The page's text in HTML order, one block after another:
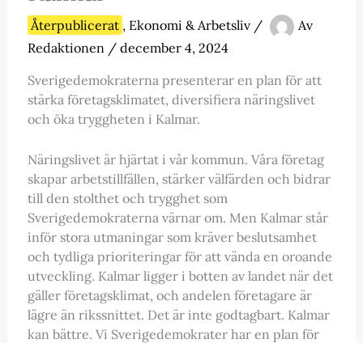
Återpublicerat , Ekonomi & Arbetsliv/
Av
Redaktionen / december 4, 2024
Sverigedemokraterna presenterar en plan för att
stärka företagsklimatet, diversifiera näringslivet
och öka tryggheten i Kalmar.
Näringslivet är hjärtat i vår kommun. Våra företag
skapar arbetstillfällen, stärker välfärden och bidrar
till den stolthet och trygghet som
Sverigedemokraterna värnar om. Men Kalmar står
inför stora utmaningar som kräver beslutsamhet
och tydliga prioriteringar för att vända en oroande
utveckling. Kalmar ligger i botten av landet när det
gäller företagsklimat, och andelen företagare är
lägre än rikssnittet. Det är inte godtagbart. Kalmar
kan bättre. Vi Sverigedemokrater har en plan för